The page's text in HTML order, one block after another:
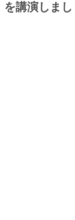
講演しまし